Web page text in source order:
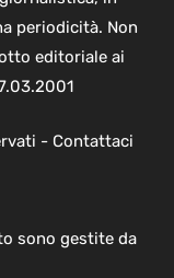
periodicità. Non
editoriale ai
- Contattaci
sono gestite da